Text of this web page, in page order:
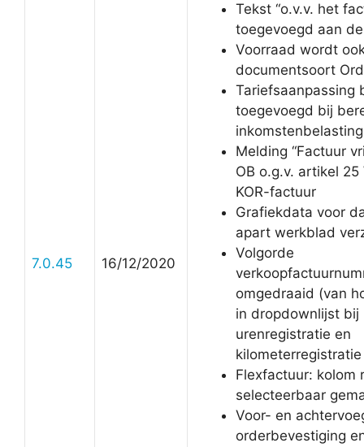
7.0.45 16/12/2020
Tekst “o.v.v. het
toegevoegd aan
Voorraad wordt
documentsoort
Tariefsaanpassing
toegevoegd bij
inkomstenbelasting
Melding “Factuur
OB o.g.v. artikel 25
KOR-factuur
Grafiekdata voor
apart werkblad
Volgorde
omgedraaid (van
in dropdownlijst bij
urenregistratie en
kilometerregistratie
Flexfactuur: kolom
selecteerbaar
Voor- en
orderbevestiging